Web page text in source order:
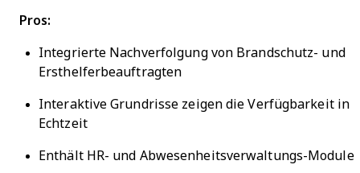
Pros:
Integrierte Nachverfolgung von Brandschutz- und
Ersthelferbeauftragten
Interaktive Grundrisse zeigen die Verfügbarkeit in
Echtzeit
Enthält HR- und Abwesenheitsverwaltungs-Module